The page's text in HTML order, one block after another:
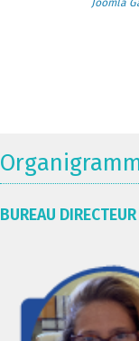
BUREAU DIRECTEUR